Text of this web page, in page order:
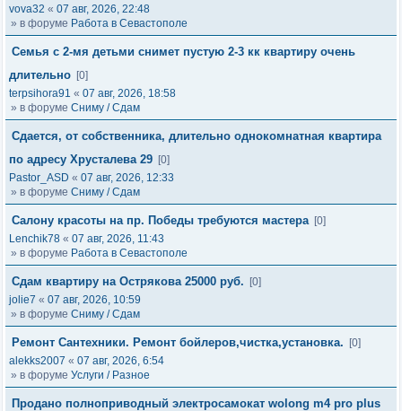
vova32 « 07 авг, 2026, 22:48
» в форуме Работа в Севастополе
Семья с 2-мя детьми снимет пустую 2-3 кк квартиру очень
длительно [0]
terpsihora91 « 07 авг, 2026, 18:58
» в форуме Сниму / Сдам
Сдается, от собственника, длительно однокомнатная квартира
по адресу Хрусталева 29 [0]
Pastor_ASD « 07 авг, 2026, 12:33
» в форуме Сниму / Сдам
Салону красоты на пр. Победы требуются мастера [0]
Lenchik78 « 07 авг, 2026, 11:43
» в форуме Работа в Севастополе
Сдам квартиру на Острякова 25000 руб.
[0]
jolie7 « 07 авг, 2026, 10:59
» в форуме Сниму / Сдам
Ремонт Сантехники. Ремонт бойлеров,чистка,установка.
[0]
alekks2007 « 07 авг, 2026, 6:54
» в форуме Услуги / Разное
Продано полноприводный электросамокат wolong m4 pro plus